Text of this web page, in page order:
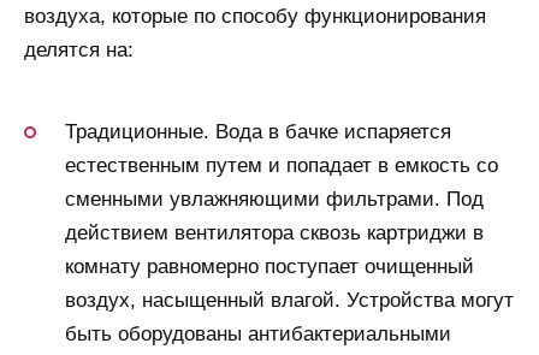
воздуха, которые по способу функционирования
делятся на:
Традиционные. Вода в бачке испаряется
естественным путем и попадает в емкость со
сменными увлажняющими фильтрами. Под
действием вентилятора сквозь картриджи в
комнату равномерно поступает очищенный
воздух, насыщенный влагой. Устройства могут
быть оборудованы антибактериальными